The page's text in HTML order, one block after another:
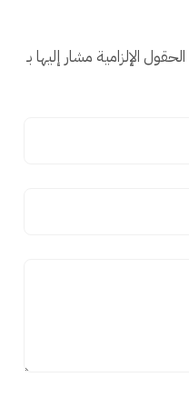
الحقول الإلزامية مشار إليها بـ